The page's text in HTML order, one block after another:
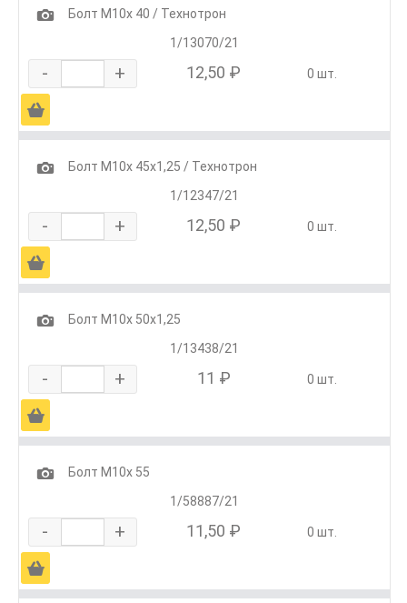
1
Болт М10х 40 / Технотрон
1/13070/21
- + 12,50 ₽ 0 шт.
Ä
1
Болт М10х 45х1,25 / Технотрон
1/12347/21
- + 12,50 ₽ 0 шт.
Ä
1
Болт М10х 50х1,25
1/13438/21
- + 11 ₽ 0 шт.
Ä
1
Болт М10х 55
1/58887/21
- + 11,50 ₽ 0 шт.
Ä